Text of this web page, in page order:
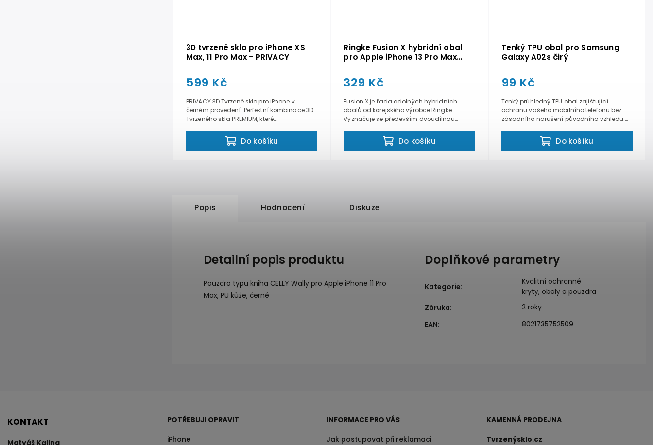
3D tvrzené sklo pro iPhone XS
Max, 11 Pro Max - PRIVACY
599 Kč
Do košíku
PRIVACY 3D Tvrzené sklo pro iPhone v
černém provedení. Perfektní kombinace 3D
Tvrzeného skla PREMIUM, které...
Ringke Fusion X hybridní obal
pro Apple iPhone 13 Pro Max
329 Kč
Do košíku
Fusion X je řada odolných hybridních
obalů od korejského výrobce Ringke.
Vyznačuje se především dvoudílnou
Tenký TPU obal pro Samsung
Galaxy A02s čirý
99 Kč
Do košíku
Tenký průhledný TPU obal zajišťující
ochranu vašeho mobilního telefonu bez
zásadního narušení původního vzhledu.
Popis Hodnocení Diskuze
Detailní popis produktu
Pouzdro typu kniha CELLY Wally pro Apple iPhone 11 Pro
Max, PU kůže, černé
Doplňkové parametry
Kategorie:
Kvalitní ochranné
kryty, obaly a pouzdra
Záruka:
2 roky
EAN: 8021735752509
KONTAKT
Matyáš Kalina
POTŘEBUJI OPRAVIT
iPhone
INFORMACE PRO VÁS
Jak postupovat při reklamaci
KAMENNÁ PRODEJNA
Tvrzenýsklo.cz